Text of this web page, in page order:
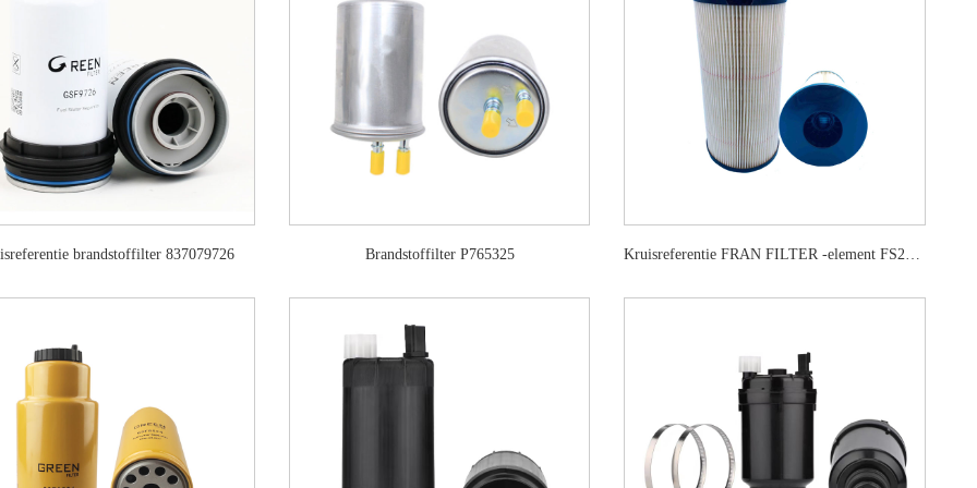
brandstoffilter 837079726 Brandstoffilter P765325 Kruisreferentie FRAN FILTER -element FS20203